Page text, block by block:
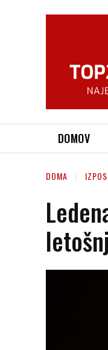
DOMOV
DOMA